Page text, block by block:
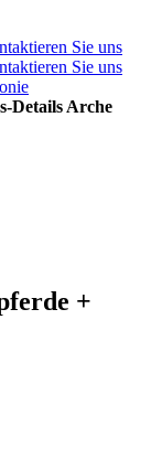
Sie uns
Sie uns
Details Arche
+